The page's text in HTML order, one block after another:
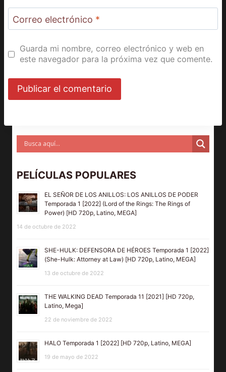
Correo electrónico *
Guarda mi nombre, correo electrónico y web en
este navegador para la próxima vez que comente.
PELÍCULAS POPULARES
EL SEÑOR DE LOS ANILLOS: LOS ANILLOS DE PODER
Temporada 1 [2022] (Lord of the Rings: The Rings of
Power) [HD 720p, Latino, MEGA]
14 de octubre de 2022
SHE-HULK: DEFENSORA DE HÉROES Temporada 1 [2022]
(She-Hulk: Attorney at Law) [HD 720p, Latino, MEGA]
13 de octubre de 2022
THE WALKING DEAD Temporada 11 [2021] [HD 720p,
Latino, Mega]
22 de noviembre de 2022
HALO Temporada 1 [2022] [HD 720p, Latino, MEGA]
19 de mayo de 2022